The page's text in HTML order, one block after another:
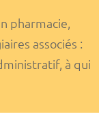
pharmacie,
associés :
à qui